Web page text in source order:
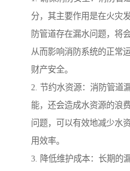
分，其主要作用是在火灾
防管道存在漏水问题，将
从而影响消防系统的正常
财产安全。
2. 节约水资源：消防管道
能，还会造成水资源的浪
问题，可以有效地减少水
用效率。
3. 降低维护成本：长期的